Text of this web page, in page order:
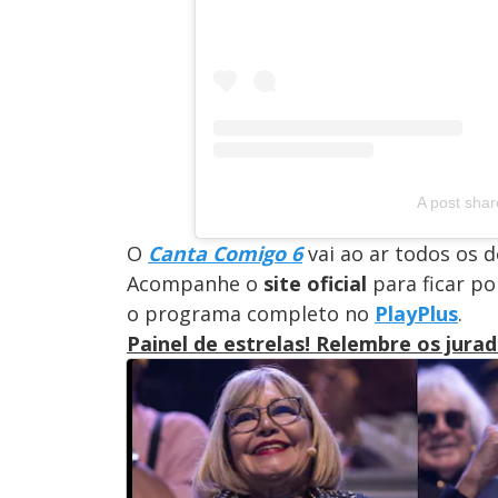
A post
O Canta Comigo 6vai ao ar todos os
Acompanhe o site oficial para ficar
o programa completo no PlayPlus.
Painel de estrelas! Relembre os